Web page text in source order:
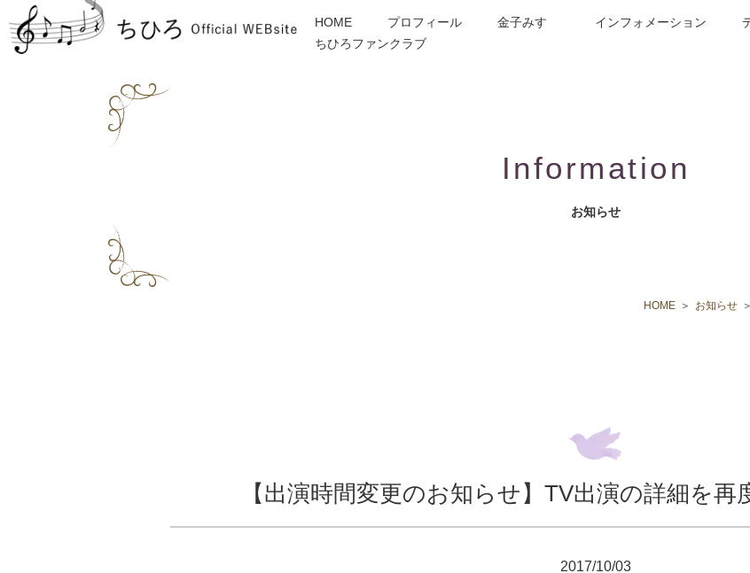
HOME プロフィール 金子みすゞ インフォメーション
ちひろファンクラブ
Information
お知らせ
HOME お知らせ
【出演時間変更のお知らせ】TV出演の詳細を再
2017/10/03